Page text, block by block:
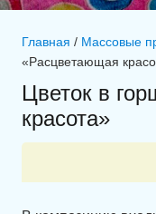
Главная / Массовые
«Расцветающая
Цветок в
красота»